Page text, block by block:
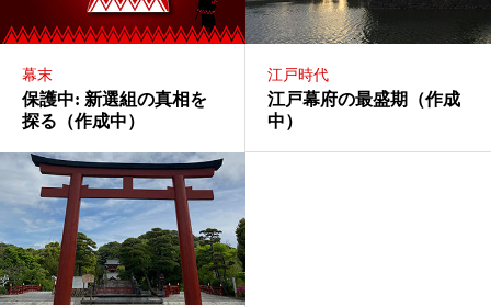
幕末
保護中: 新選組の真相を
探る（作成中）
江戸時代
江戸幕府の最盛期（作成
中）